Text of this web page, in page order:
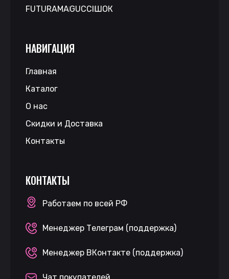
FUTURAMAGUCCIШОК
НАВИГАЦИЯ
Главная
Каталог
О нас
Скидки и Доставка
Контакты
КОНТАКТЫ
Работаем по всей РФ
Менеджер Телеграм (поддержка)
Менеджер ВКонтакте (поддержка)